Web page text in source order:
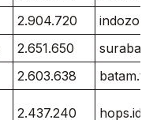
2.904.720
2.651.650
2.603.638
2.437.240 hops.id